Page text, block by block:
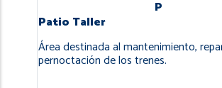
P
Patio Taller
Área destinada al mantenimiento,
pernoctación de los trenes.